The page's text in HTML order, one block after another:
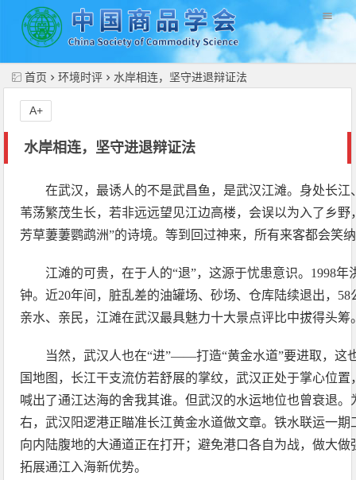
首页 环境时评 水岸相连，坚守进退辩证法
水岸相连，坚守进退辩证法
A+
在武汉，最诱人的不是武昌鱼，是武汉江滩。身处长江
苇荡繁茂生长，若非远远望见江边高楼，会误以为入了乡野
芳草萋萋鹦鹉洲”的诗境。等到回过神来，所有来客都会笑
江滩的可贵，在于人的“退”，这源于忧患意识。1998
钟。近20年间，脏乱差的油罐场、砂场、仓库陆续退出，
亲水、亲民，江滩在武汉最具魅力十大景点评比中拔得头筹
当然，武汉人也在“进”——打造“黄金水道”要进取，这
国地图，长江干支流仿若舒展的掌纹，武汉正处于掌心位置
喊出了通江达海的舍我其谁。但武汉的水运地位也曾衰退。
右，武汉阳逻港正瞄准长江黄金水道做文章。铁水联运一
向内陆腹地的大通道正在打开；避免港口各自为战，做大
拓展通江入海新优势。